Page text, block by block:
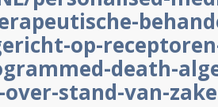
op-
death-
stand-van-